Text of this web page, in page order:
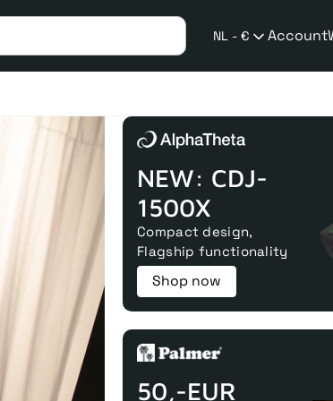
NL - €
taalwijziging
Account
NEW: CDJ-
1500X
Compact design,
Flagship functionality
Shop now
50,-EUR